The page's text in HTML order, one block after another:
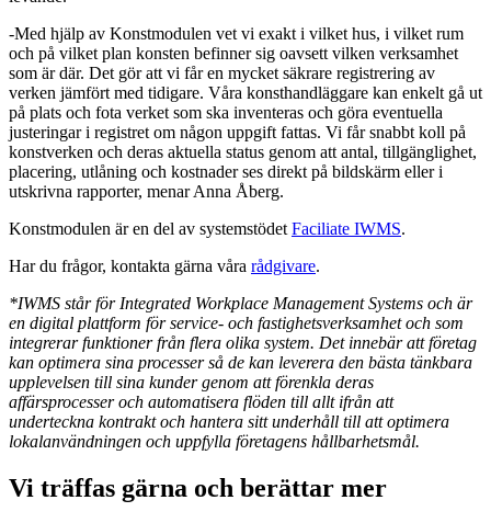
-Med hjälp av Konstmodulen vet vi exakt i vilket hus, i vilket rum
och på vilket plan konsten befinner sig oavsett vilken verksamhet
som är där. Det gör att vi får en mycket säkrare registrering av
verken jämfört med tidigare. Våra konsthandläggare kan enkelt gå ut
på plats och fota verket som ska inventeras och göra eventuella
justeringar i registret om någon uppgift fattas. Vi får snabbt koll på
konstverken och deras aktuella status genom att antal, tillgänglighet,
placering, utlåning och kostnader ses direkt på bildskärm eller i
utskrivna rapporter, menar Anna Åberg.
Konstmodulen är en del av systemstödet Faciliate IWMS.
Har du frågor, kontakta gärna våra rådgivare.
*IWMS står för Integrated Workplace Management Systems och är
en digital plattform för service- och fastighetsverksamhet och som
integrerar funktioner från flera olika system. Det innebär att företag
kan optimera sina processer så de kan leverera den bästa tänkbara
upplevelsen till sina kunder genom att förenkla deras
affärsprocesser och automatisera flöden till allt ifrån att
underteckna kontrakt och hantera sitt underhåll till att optimera
lokalanvändningen och uppfylla företagens hållbarhetsmål.
Vi träffas gärna och berättar mer